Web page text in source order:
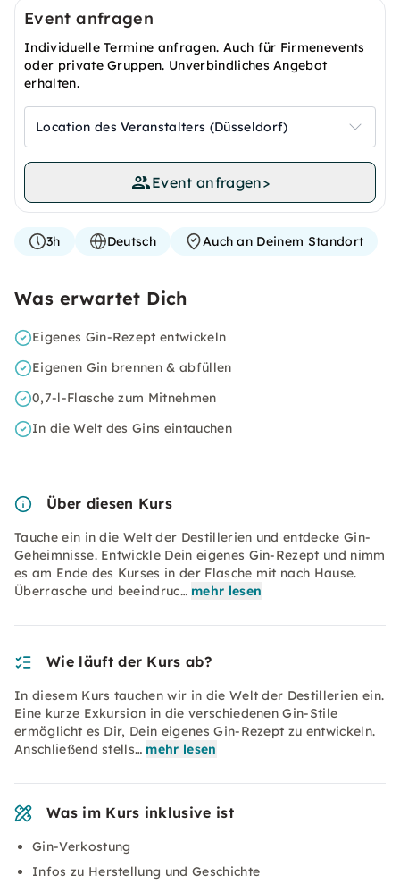
Event anfragen
Individuelle Termine anfragen. Auch für Firmenevents
oder private Gruppen. Unverbindliches Angebot
erhalten.
Location des Veranstalters (Düsseldorf)
Event anfragen>
3h Deutsch Auch an Deinem Standort
Was erwartet Dich
Eigenes Gin-Rezept entwickeln
Eigenen Gin brennen & abfüllen
0,7-l-Flasche zum Mitnehmen
In die Welt des Gins eintauchen
Über diesen Kurs
Tauche ein in die Welt der Destillerien und entdecke Gin-
Geheimnisse. Entwickle Dein eigenes Gin-Rezept und nimm
es am Ende des Kurses in der Flasche mit nach Hause.
Überrasche und beeindruc… mehr lesen
Wie läuft der Kurs ab?
In diesem Kurs tauchen wir in die Welt der Destillerien ein.
Eine kurze Exkursion in die verschiedenen Gin-Stile
ermöglicht es Dir, Dein eigenes Gin-Rezept zu entwickeln.
Anschließend stells… mehr lesen
Was im Kurs inklusive ist
Gin-Verkostung
Infos zu Herstellung und Geschichte